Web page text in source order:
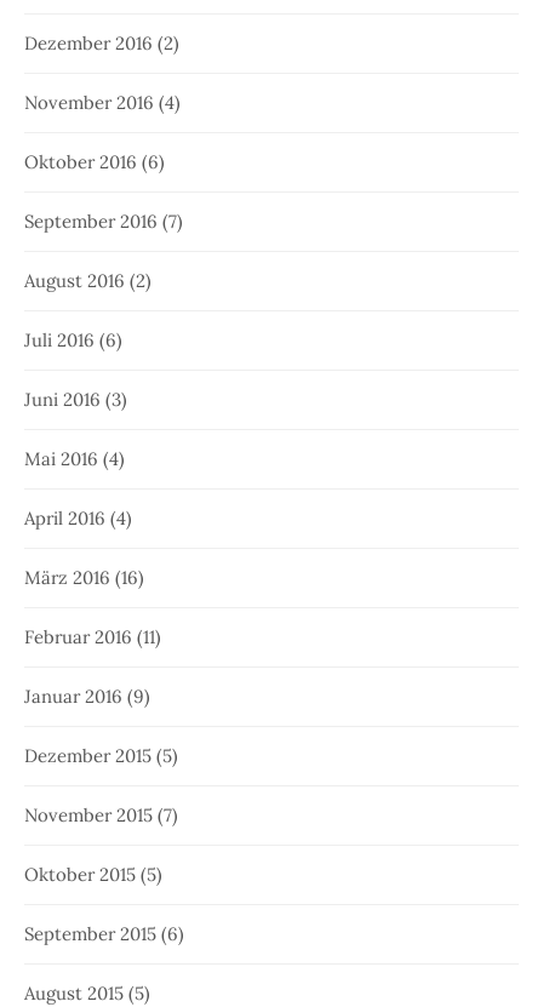
Dezember 2016 (2)
November 2016 (4)
Oktober 2016 (6)
September 2016 (7)
August 2016 (2)
Juli 2016 (6)
Juni 2016 (3)
Mai 2016 (4)
April 2016 (4)
März 2016 (16)
Februar 2016 (11)
Januar 2016 (9)
Dezember 2015 (5)
November 2015 (7)
Oktober 2015 (5)
September 2015 (6)
August 2015 (5)